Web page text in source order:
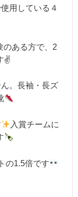
用している４
のある方で、2
✌
。長袖・長ズ
入賞チームに
の1.5倍です